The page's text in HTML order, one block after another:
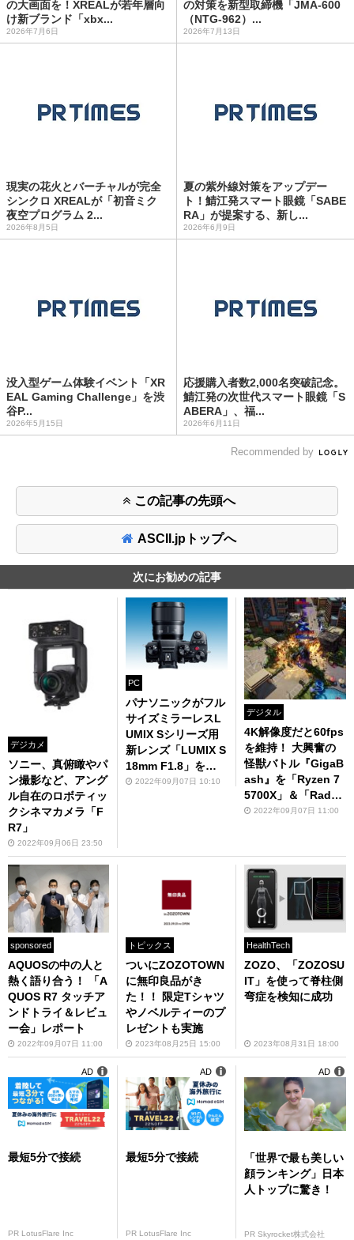
の大画面を！XREALが若年層向
け新ブランド「xbx...
2026年7月6日
の対策を新型取締機「JMA-600
（NTG-962）...
2026年7月13日
現実の花火とバーチャルが完全
シンクロ XREALが「初音ミク
夜空プログラム 2...
2026年8月5日
夏の紫外線対策をアップデー
ト！鯖江発スマート眼鏡「SABE
RA」が提案する、新し...
2026年6月9日
没入型ゲーム体験イベント「XR
EAL Gaming Challenge」を渋
谷P...
2026年5月15日
応援購入者数2,000名突破記念。
鯖江発の次世代スマート眼鏡「S
ABERA」、福...
2026年6月11日
Recommended by
この記事の先頭へ
ASCII.jpトップへ
次にお勧めの記事
デジカメ
ソニー、真俯瞰やパ
ン撮影など、アング
ル自在のロボティッ
クシネマカメラ「F
R7」
2022年09月06日 23:50
PC
パナソニックがフル
サイズミラーレスL
UMIX Sシリーズ用
新レンズ「LUMIX S
18mm F1.8」を発
表2022年09月07日 10:10
デジタル
4K解像度だと60fps
を維持！ 大興奮の
怪獣バトル『GigaB
ash』を「Ryzen 7
5700X」＆「Radeo
n RX 6700 XT」で
2022年09月07日 11:00
sponsored
AQUOSの中の人と
熱く語り合う！ 「A
QUOS R7 タッチア
ンドトライ＆レビュ
ー会」レポート
2022年09月07日 11:00
トピックス
ついにZOZOTOWN
に無印良品がき
た！！ 限定Tシャツ
やノベルティーのプ
レゼントも実施
2023年08月25日 15:00
HealthTech
ZOZO、「ZOZOSU
IT」を使って脊柱側
弯症を検知に成功
2023年08月31日 18:00
最短5分で接続
PR LotusFlare Inc
AD
最短5分で接続
PR LotusFlare Inc
AD
「世界で最も美しい
顔ランキング」日本
人トップに驚き！
PR Skyrocket株式会社
AD